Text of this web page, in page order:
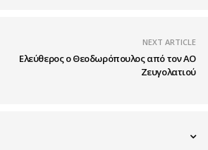
NEXT ARTICLE
Ελεύθερος ο Θεοδωρόπουλος από τον ΑΟ
Ζευγολατιού